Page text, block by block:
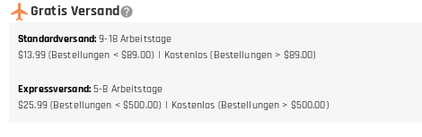
Gratis Versand
Standardversand: 9-18 Arbeitstage
$13.99 (Bestellungen < $89.00)
Kostenlos (Bestellungen > $89.00)
Expressversand: 5-8 Arbeitstage
$25.99 (Bestellungen < $500.00)
Kostenlos (Bestellungen > $500.00)